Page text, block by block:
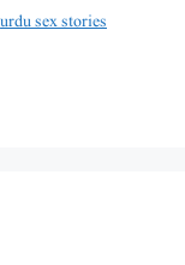
urdu sex stories